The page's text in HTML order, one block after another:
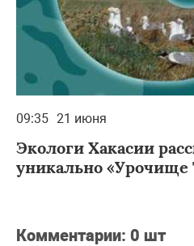
09:35 21 июня
Экологи Хакасии
уникально «Урочище
Комментарии: 0 шт